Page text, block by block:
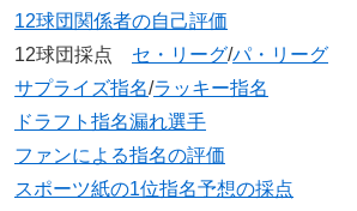
12球団関係者の自己評価
12球団採点 セ・リーグ/パ・リーグ
サプライズ指名/ラッキー指名
ドラフト指名漏れ選手
ファンによる指名の評価
スポーツ紙の1位指名予想の採点